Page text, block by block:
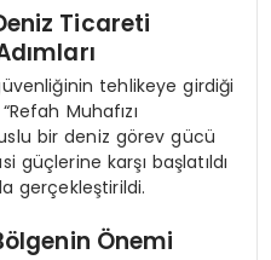
Ticareti
tehlikeye girdiği
Muhafızı
bir deniz görev gücü
güçlerine karşı başlatıldı
gerçekleştirildi.
Önemi